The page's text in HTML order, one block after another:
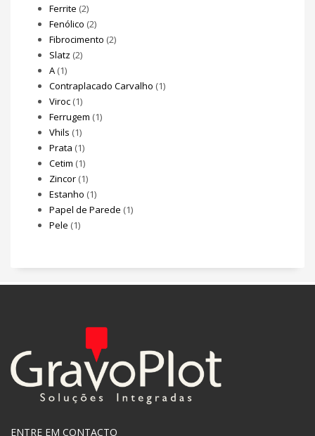
Ferrite (2)
Fenólico (2)
Fibrocimento (2)
Slatz (2)
A (1)
Contraplacado Carvalho (1)
Viroc (1)
Ferrugem (1)
Vhils (1)
Prata (1)
Cetim (1)
Zincor (1)
Estanho (1)
Papel de Parede (1)
Pele (1)
ENTRE EM CONTACTO